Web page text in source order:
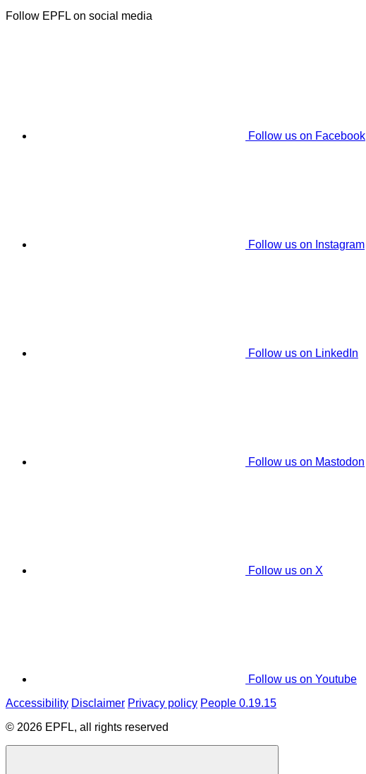
Follow EPFL on social media
Follow us on Facebook
Follow us on Instagram
Follow us on LinkedIn
Follow us on Mastodon
Follow us on X
Follow us on Youtube
Accessibility Disclaimer Privacy policy People 0.19.15
© 2026 EPFL, all rights reserved